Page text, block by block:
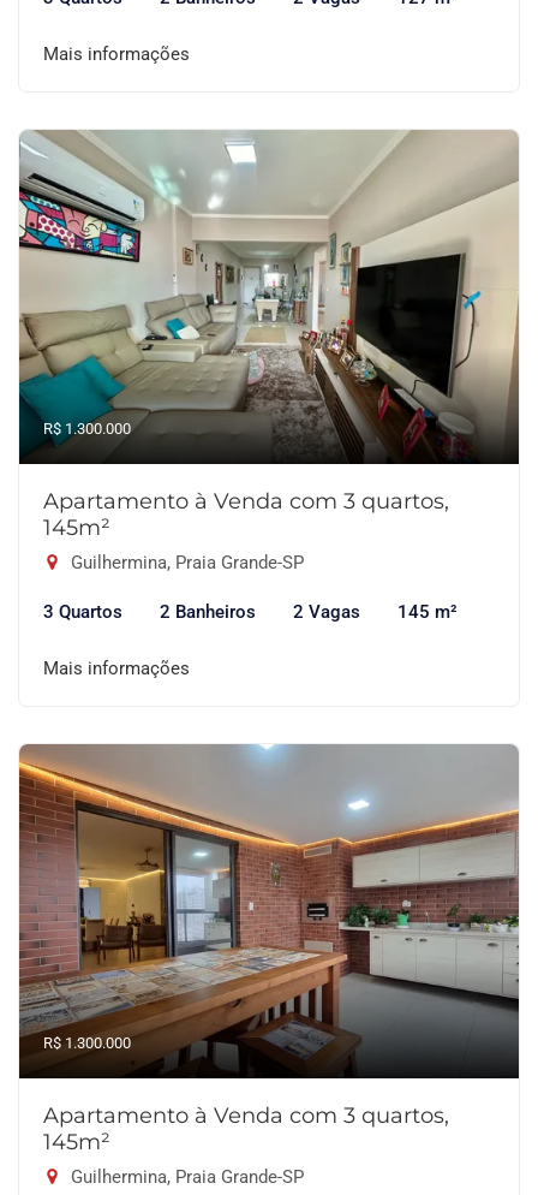
Mais informações
R$ 1.300.000
Apartamento à Venda com 3 quartos,
145m²
Guilhermina, Praia Grande-SP
3 Quartos 2 Banheiros 2 Vagas 145 m²
Mais informações
R$ 1.300.000
Apartamento à Venda com 3 quartos,
145m²
Guilhermina, Praia Grande-SP